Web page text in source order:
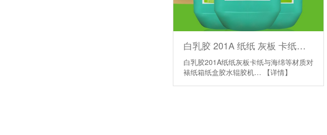
白乳胶 201A 纸纸 灰板 卡纸与海绵等材质对裱纸箱纸盒胶水辊胶机上胶
白乳胶201A纸纸灰板卡纸与海绵等材质对
裱纸箱纸盒胶水辊胶机…
【详情】